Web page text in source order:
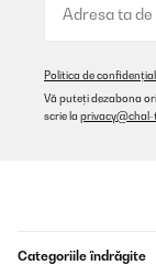
Politica de
Vă puteți dezabona
scrie la privacy@chal-
Categoriile îndrăgite